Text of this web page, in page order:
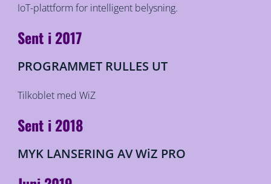
IoT-plattform for intelligent belysning.
Sent i 2017
PROGRAMMET RULLES UT
Tilkoblet med WiZ
Sent i 2018
MYK LANSERING AV WiZ PRO